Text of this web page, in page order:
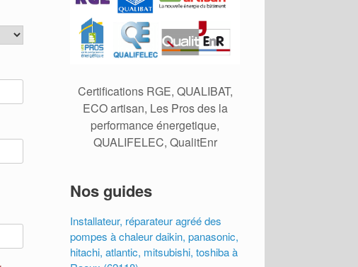
Certifications RGE, QUALIBAT,
ECO artisan, Les Pros des la
performance énergetique,
QUALIFELEC, QualitEnr
Nos guides
Installateur, réparateur agréé des
pompes à chaleur daikin, panasonic,
hitachi, atlantic, mitsubishi, toshiba à